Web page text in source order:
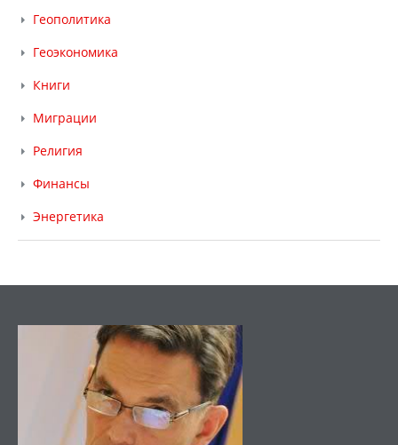
Геополитика
Геоэкономика
Книги
Миграции
Религия
Финансы
Энергетика